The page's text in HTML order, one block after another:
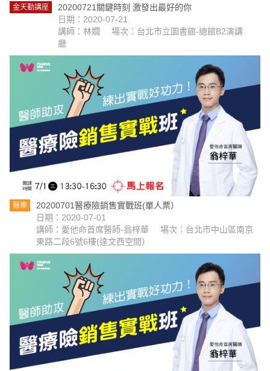
金天勤講座
20200721關鍵時刻 激發出最好的你
日期：2020-07-21
講師：林嫺
場次：台北市立圖書館-總館B2演講
廳
醫療
20200701醫療險銷售實戰班(單人票）
日期：2020-07-01
講師：愛他命首席醫師-翁梓華
場次：台北市中山區南京
東路二段6號6樓(達文西空間）